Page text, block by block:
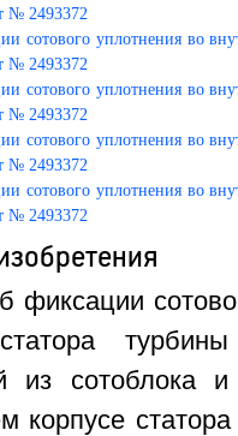
фиксации
турбины
из сотоблока
корпусе